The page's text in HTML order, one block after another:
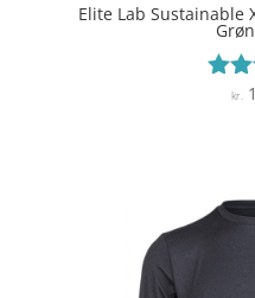
Elite Lab Sustainable
kr.